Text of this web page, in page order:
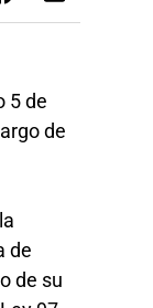
5 de
de
de
de su